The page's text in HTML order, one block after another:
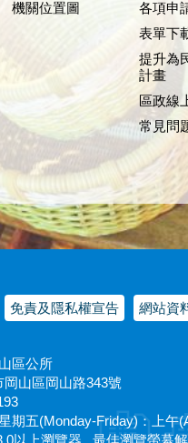
機關位置圖
各項申
表單下
提升為
計畫
區政線
常見問
免責及隱私權宣告 網站資
區公所
山區岡山路343號
期五(Monday-Friday)：上午
以上瀏覽器 最佳瀏覽螢幕